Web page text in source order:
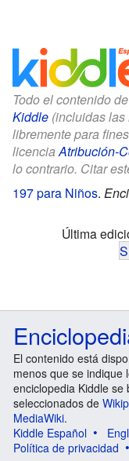
Todo el contenido
Kiddle (incluidas
libremente para
licencia Atribución-
lo contrario. Citar
197 para Niños.
Última
El contenido está
menos que se indique
enciclopedia Kiddle
seleccionados de
MediaWiki.
Kiddle Español
Política de privacidad